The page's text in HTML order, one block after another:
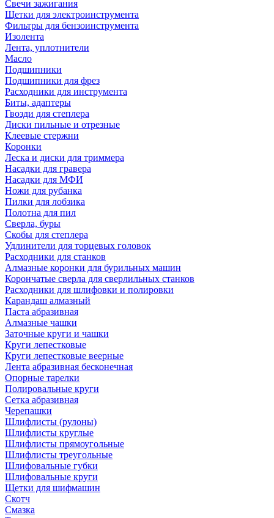
Свечи зажигания
Щетки для электроинструмента
Фильтры для бензоинструмента
Изолента
Лента, уплотнители
Масло
Подшипники
Подшипники для фрез
Расходники для инструмента
Биты, адаптеры
Гвозди для степлера
Диски пильные и отрезные
Клеевые стержни
Коронки
Леска и диски для триммера
Насадки для гравера
Насадки для МФИ
Ножи для рубанка
Пилки для лобзика
Полотна для пил
Сверла, буры
Скобы для степлера
Удлинители для торцевых головок
Расходники для станков
Алмазные коронки для бурильных машин
Корончатые сверла для сверлильных станков
Расходники для шлифовки и полировки
Карандаш алмазный
Паста абразивная
Алмазные чашки
Заточные круги и чашки
Круги лепестковые
Круги лепестковые веерные
Лента абразивная бесконечная
Опорные тарелки
Полировальные круги
Сетка абразивная
Черепашки
Шлифлисты (рулоны)
Шлифлисты круглые
Шлифлисты прямоугольные
Шлифлисты треугольные
Шлифовальные губки
Шлифовальные круги
Щетки для шифмашин
Скотч
Смазка